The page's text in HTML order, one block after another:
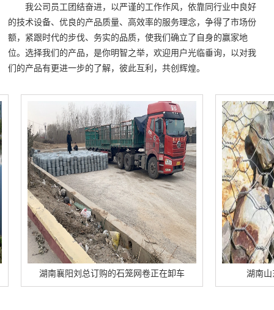
我公司员工团结奋进，以严谨的工作作风，依靠同行业中良好
的技术设备、优良的产品质量、高效率的服务理念，争得了市场份
额，紧跟时代的步伐、务实的品质，使我们确立了自身的赢家地
位。选择我们的产品，是你明智之举，欢迎用户光临垂询，以对我
们的产品有更进一步的了解，彼此互利，共创辉煌。
湖南襄阳刘总订购的石笼网卷正在卸车 湖南山东青岛